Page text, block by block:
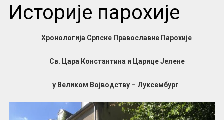
Историје парохије
Хронологија Српске Православне Парохије
Св. Цара Константина и Царице Јелене
у Великом Војводству – Луксембург